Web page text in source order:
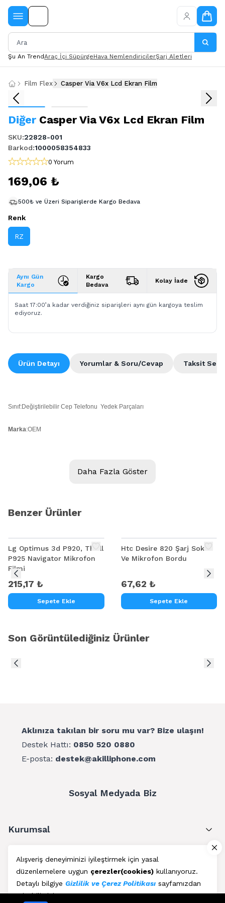
Alışveriş deneyiminizi iyileştirmek için yasal
düzenlemelere uygun çerezler(cookies) kullanıyoruz.
Detaylı bilgiye Gizlilik ve Çerez Politikası sayfamızdan
erişebilirsiniz.
Şu An TrendAraç İçi SüpürgeHava NemlendiricilerŞarj Aletleri
Film Flex Casper Via V6x Lcd Ekran Film
Diğer Casper Via V6x Lcd Ekran Film
SKU:22828-001
Barkod:1000058354833
0 Yorum
169,06 ₺
500₺ ve Üzeri Siparişlerde Kargo Bedava
Renk
RZ
Aynı Gün
Kargo
Kargo
Bedava
Kolay İade
Saat 17:00’a kadar verdiğiniz siparişleri aynı gün kargoya teslim
ediyoruz.
Ürün Detayı Taksit
Yorumlar & Soru/Cevap
Sınıf:Değiştirilebilir Cep Telefonu Yedek Parçaları
Marka:OEM
Daha Fazla Göster
Benzer Ürünler
Lg Optimus 3d P920, Thrill
P925 Navigator Mikrofon
Filmi
215,17 ₺
Sepete Ekle
Htc Desire 820 Şarj Soket
Ve Mikrofon Bordu
67,62 ₺
Sepete Ekle
Son Görüntülediğiniz Ürünler
Aklınıza takılan bir soru mu var? Bize ulaşın!
Destek Hattı: 0850 520 0880
E-posta: destek@akilliphone.com
Sosyal Medyada Biz
Kurumsal
Müşteri Hizmetleri
Üyelik